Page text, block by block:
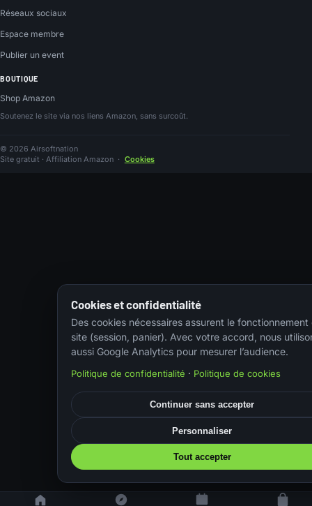
Réseaux sociaux
Espace membre
Publier un event
BOUTIQUE
Shop Amazon
Soutenez le site via nos liens Amazon, sans surcoût.
© 2026 Airsoftnation
Site gratuit · Affiliation Amazon · Cookies
Cookies et confidentialité
Des cookies nécessaires assurent le fonctionnement
site (session, panier). Avec votre accord, nous
aussi Google Analytics pour mesurer l’audience.
Politique de confidentialité · Politique de cookies
Continuer sans accepter
Personnaliser
Tout accepter